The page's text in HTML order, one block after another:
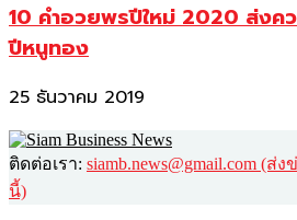
10 คำอวยพรปีใหม่ 2020 ส่งค
ปีหนูทอง
25 ธันวาคม 2019
ติดต่อเรา: siamb.news@gmail.com (
นี้)